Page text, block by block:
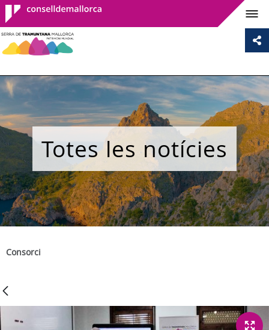
Consell de
Mallorca
Totes les notícies
Consorci